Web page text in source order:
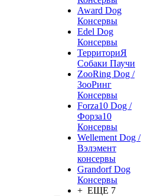
Award Dog
Консервы
Edel Dog
Консервы
ТерриториЯ
Собаки Паучи
ZooRing Dog /
ЗооРинг
Консервы
Forza10 Dog /
Форза10
Консервы
Wellement Dog /
Вэлэмент
консервы
Grandorf Dog
Консервы
+ ЕЩЕ 7